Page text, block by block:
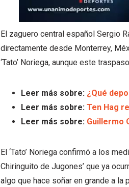
El zaguero central español Sergio
directamente desde Monterrey,
‘Tato’ Noriega, aunque este
Leer más sobre: ¿Qué
Leer más sobre: Ten Hag
Leer más sobre: Guillermo
El ‘Tato’ Noriega confirmó a los
Chiringuito de Jugones’ que ya
algo que hace soñar en grande a